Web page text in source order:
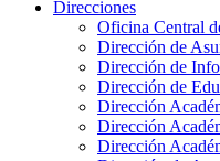
Direcciones
Oficina Central
Dirección de
Dirección de
Dirección de
Dirección
Dirección
Dirección